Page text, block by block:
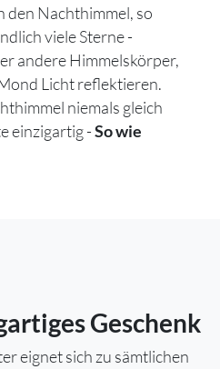
den Nachthimmel, so
viele Sterne -
andere Himmelskörper,
Licht reflektieren.
niemals gleich
einzigartig -So wie
Geschenk
eignet sich zu sämtlichen